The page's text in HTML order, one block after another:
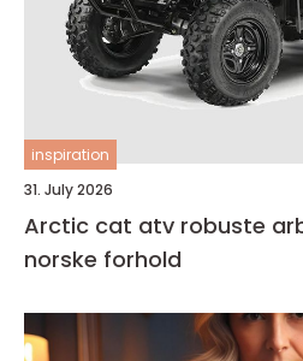
inspiration
31. July 2026
Arctic cat atv robuste arbeidsmaskiner for
norske forhold